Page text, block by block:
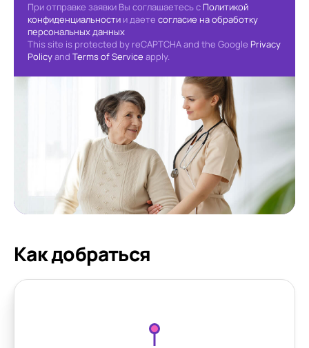
При отправке заявки Вы соглашаетесь с Политикой
конфиденциальности и даете согласие на обработку
персональных данных
This site is protected by reCAPTCHA and the Google Privacy
Policyand Terms of Service apply.
Как добраться